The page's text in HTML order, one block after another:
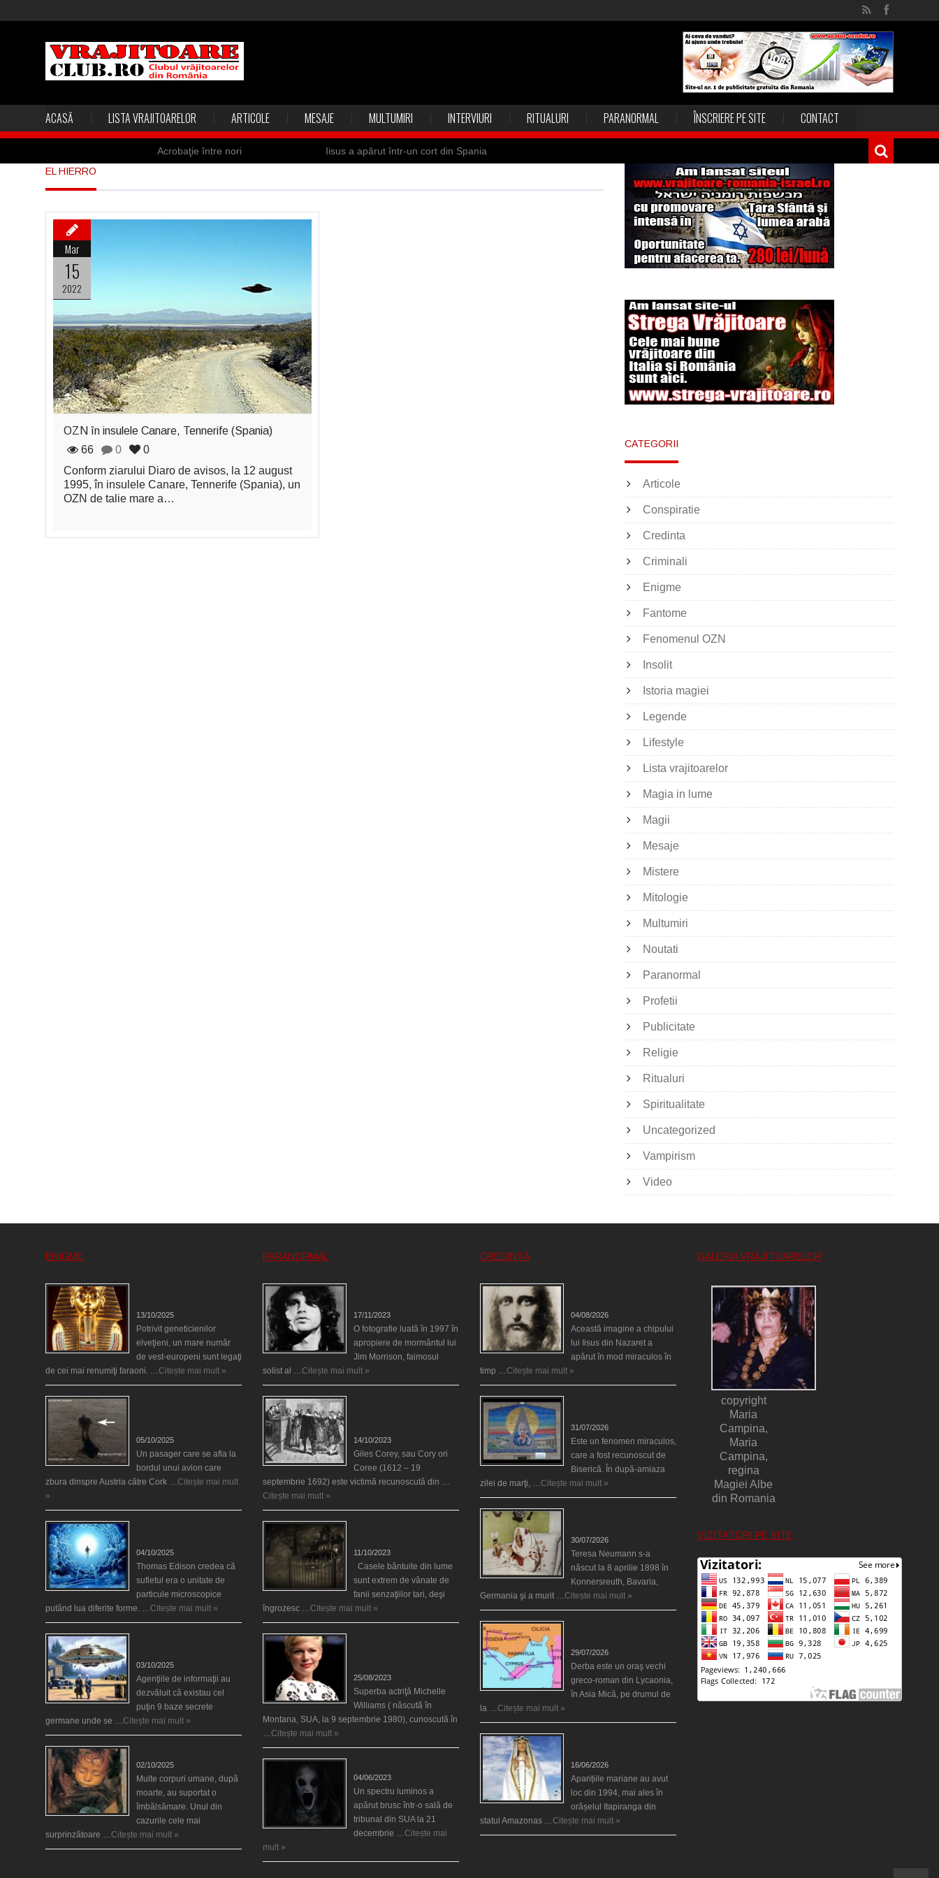
ACASĂ LISTA VRAJITOARELOR ARTICOLE MESAJE MULTUMIRI INTERVIURI RITUALURI PARANORMAL ÎNSCRIERE PE SITE CONTACT
Acrobaţie între nori Iisus a apărut într-un cort din Spania
Magia în Thailanda
EL HIERRO
Mar
15
2022
OZN în insulele Canare, Tennerife (Spania)
66
0
0
Conform ziarului Diaro de avisos, la 12 august
1995, în insulele Canare, Tennerife (Spania), un
OZN de talie mare a…
CATEGORII
Articole
Conspiratie
Credinta
Criminali
Enigme
Fantome
Fenomenul OZN
Insolit
Istoria magiei
Legende
Lifestyle
Lista vrajitoarelor
Magia in lume
Magii
Mesaje
Mistere
Mitologie
Multumiri
Noutati
Paranormal
Profetii
Publicitate
Religie
Ritualuri
Spiritualitate
Uncategorized
Vampirism
Video
ENIGME
13/10/2025
Potrivit geneticienilor
elveţieni, un mare număr
de vest-europeni sunt legaţi
de cei mai renumiţi faraoni. …Citește mai mult »
05/10/2025
Un pasager care se afla la
bordul unui avion care
zbura dinspre Austria către Cork …Citește mai mult
»
04/10/2025
Thomas Edison credea că
sufletul era o unitate de
particule microscopice
putând lua diferite forme. …Citește mai mult »
03/10/2025
Agenţiile de informaţii au
dezvăluit că existau cel
puţin 9 baze secrete
germane unde se …Citește mai mult »
02/10/2025
Multe corpuri umane, după
moarte, au suportat o
îmbălsămare. Unul din
cazurile cele mai
surprinzătoare …Citește mai mult »
PARANORMAL
17/11/2023
O fotografie luată în 1997 în
apropiere de mormântul lui
Jim Morrison, faimosul
solist al …Citește mai mult »
14/10/2023
Giles Corey, sau Cory ori
Coree (1612 – 19
septembrie 1692) este victimă recunoscută din …
Citește mai mult »
11/10/2023
Casele bântuite din lume
sunt extrem de vânate de
fanii senzaţiilor tari, deşi
îngrozesc …Citește mai mult »
25/08/2023
Superba actriţă Michelle
Williams ( născută în
Montana, SUA, la 9 septembrie 1980), cunoscută în
…Citește mai mult »
04/06/2023
Un spectru luminos a
apărut brusc într-o sală de
tribunal din SUA la 21
decembrie …Citește mai
mult »
CREDINȚĂ
04/08/2026
Această imagine a chipului
lui Iisus din Nazaret a
apărut în mod miraculos în
timp …Citește mai mult »
31/07/2026
Este un fenomen miraculos,
care a fost recunoscut de
Biserică. În după-amiaza
zilei de marţi, …Citește mai mult »
30/07/2026
Teresa Neumann s-a
născut la 8 aprilie 1898 în
Konnersreuth, Bavaria,
Germania şi a murit …Citește mai mult »
29/07/2026
Derba este un oraş vechi
greco-roman din Lycaonia,
în Asia Mică, pe drumul de
la …Citește mai mult »
16/06/2026
Aparițiile mariane au avut
loc din 1994, mai ales în
orășelul Itapiranga din
statul Amazonas …Citește mai mult »
GALERIA VRĂJITOARELOR
copyright
Maria
Campina,
Maria
Campina,
regina
Magiei Albe
din Romania
VIZITATORI PE SITE